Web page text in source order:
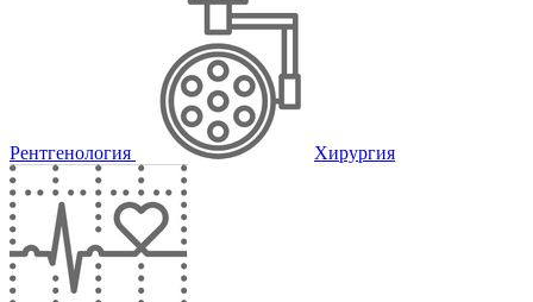
Рентгенология Хирургия